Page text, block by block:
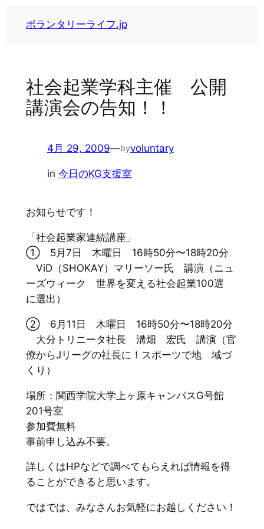
ボランタリーライフ.jp
社会起業学科主催 公開
講演会の告知！！
4月 29, 2009—byvoluntary
in 今日のKG支援室
お知らせです！
「社会起業家連続講座」
① 5月7日 木曜日 16時50分〜18時20分
ViD（SHOKAY）マリーソー氏 講演（ニュ
ーズウィーク 世界を変える社会起業100選
に選出）
② 6月11日 木曜日 16時50分〜18時20分
大分トリニータ社長 溝畑 宏氏 講演（官
僚からJリーグの社長に！スポーツで地 域づ
くり）
場所：関西学院大学上ヶ原キャンパスG号館
201号室
参加費無料
事前申し込み不要。
詳しくはHPなどで調べてもらえれば情報を得
ることができると思います。
ではでは、みなさんお気軽にお越しください！